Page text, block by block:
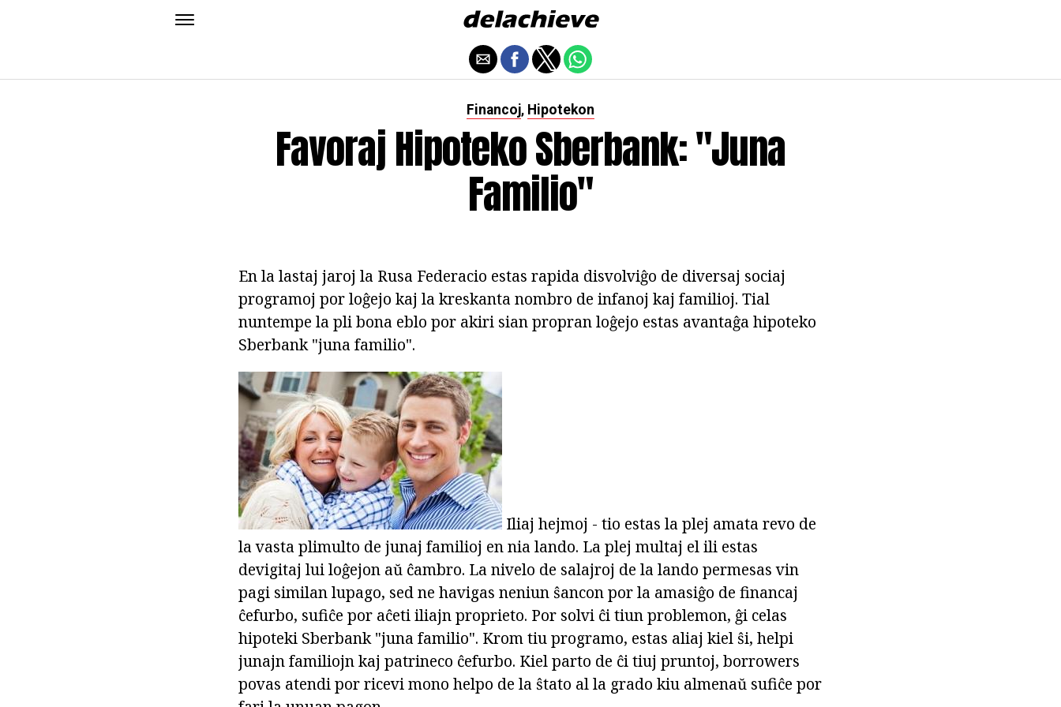
Financoj, Hipotekon
Favoraj Hipoteko Sberbank: "Juna
Familio"
En la lastaj jaroj la Rusa Federacio estas rapida disvolviĝo de diversaj sociaj
programoj por loĝejo kaj la kreskanta nombro de infanoj kaj familioj. Tial
nuntempe la pli bona eblo por akiri sian propran loĝejo estas avantaĝa hipoteko
Sberbank "juna familio".
Iliaj hejmoj - tio estas la plej amata revo de
la vasta plimulto de junaj familioj en nia lando. La plej multaj el ili estas
devigitaj lui loĝejon aŭ ĉambro. La nivelo de salajroj de la lando permesas vin
pagi similan lupago, sed ne havigas neniun ŝancon por la amasiĝo de financaj
ĉefurbo, sufiĉe por aĉeti iliajn proprieto. Por solvi ĉi tiun problemon, ĝi celas
hipoteki Sberbank "juna familio". Krom tiu programo, estas aliaj kiel ŝi, helpi
junajn familiojn kaj patrineco ĉefurbo. Kiel parto de ĉi tiuj pruntoj, borrowers
povas atendi por ricevi mono helpo de la ŝtato al la grado kiu almenaŭ sufiĉe por